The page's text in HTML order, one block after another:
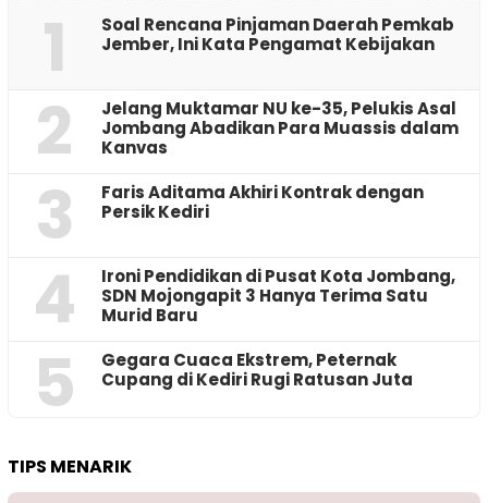
1
‎Soal Rencana Pinjaman Daerah Pemkab
Jember, Ini Kata Pengamat Kebijakan ‎
2
Jelang Muktamar NU ke-35, Pelukis Asal
Jombang Abadikan Para Muassis dalam
Kanvas
3
Faris Aditama Akhiri Kontrak dengan
Persik Kediri
4
Ironi Pendidikan di Pusat Kota Jombang,
SDN Mojongapit 3 Hanya Terima Satu
Murid Baru
5
‎Gegara Cuaca Ekstrem, Peternak
Cupang di Kediri Rugi Ratusan Juta
TIPS MENARIK